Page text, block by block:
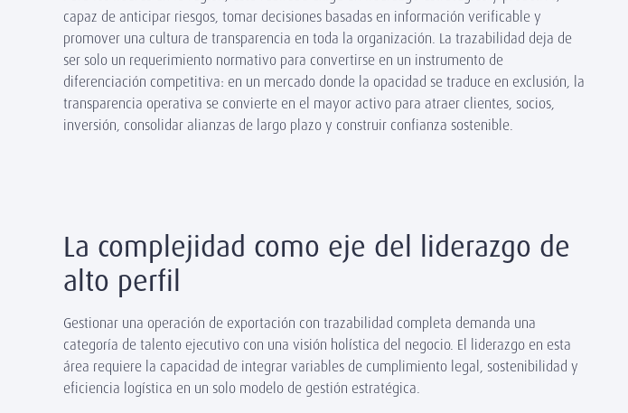
capaz de anticipar riesgos, tomar decisiones basadas en información verificable y
promover una cultura de transparencia en toda la organización. La trazabilidad deja de
ser solo un requerimiento normativo para convertirse en un instrumento de
diferenciación competitiva: en un mercado donde la opacidad se traduce en exclusión, la
transparencia operativa se convierte en el mayor activo para atraer clientes, socios,
inversión, consolidar alianzas de largo plazo y construir confianza sostenible.
La complejidad como eje del liderazgo de
alto perfil
Gestionar una operación de exportación con trazabilidad completa demanda una
categoría de talento ejecutivo con una visión holística del negocio. El liderazgo en esta
área requiere la capacidad de integrar variables de cumplimiento legal, sostenibilidad y
eficiencia logística en un solo modelo de gestión estratégica.